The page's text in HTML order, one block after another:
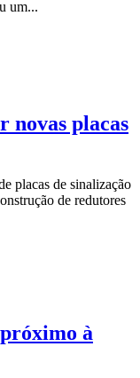
um...
novas placas
placas de sinalização
de redutores
à